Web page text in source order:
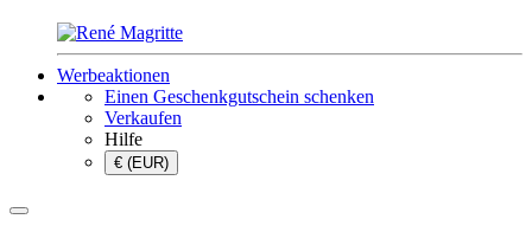
Werbeaktionen
Einen Geschenkgutschein schenken
Verkaufen
Hilfe
€ (EUR)